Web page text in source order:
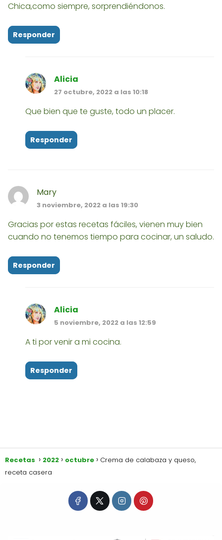
Chica,como siempre, sorprendiéndonos.
Responder
Alicia
27 octubre, 2022 a las 10:18
Que bien que te guste, todo un placer.
Responder
Mary
3 noviembre, 2022 a las 19:30
Gracias por estas recetas fáciles, vienen muy bien
cuando no tenemos tiempo para cocinar, un saludo.
Responder
Alicia
5 noviembre, 2022 a las 12:59
A ti por venir a mi cocina.
Responder
Recetas 2022 octubre
Crema de calabaza y queso,
receta casera